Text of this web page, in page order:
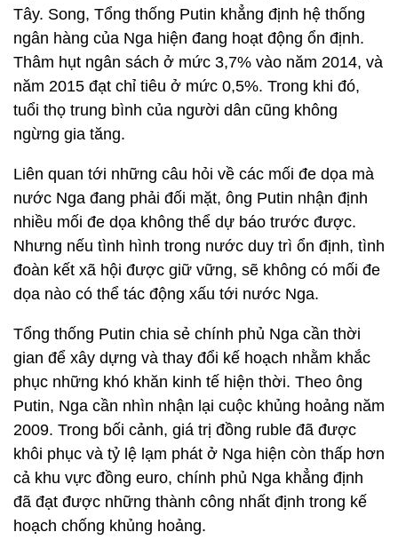
Tây. Song, Tổng thống Putin khẳng định hệ thống
ngân hàng của Nga hiện đang hoạt động ổn định.
Thâm hụt ngân sách ở mức 3,7% vào năm 2014, và
năm 2015 đạt chỉ tiêu ở mức 0,5%. Trong khi đó,
tuổi thọ trung bình của người dân cũng không
ngừng gia tăng.
Liên quan tới những câu hỏi về các mối đe dọa mà
nước Nga đang phải đối mặt, ông Putin nhận định
nhiều mối đe dọa không thể dự báo trước được.
Nhưng nếu tình hình trong nước duy trì ổn định, tình
đoàn kết xã hội được giữ vững, sẽ không có mối đe
dọa nào có thể tác động xấu tới nước Nga.
Tổng thống Putin chia sẻ chính phủ Nga cần thời
gian để xây dựng và thay đổi kế hoạch nhằm khắc
phục những khó khăn kinh tế hiện thời. Theo ông
Putin, Nga cần nhìn nhận lại cuộc khủng hoảng năm
2009. Trong bối cảnh, giá trị đồng ruble đã được
khôi phục và tỷ lệ lạm phát ở Nga hiện còn thấp hơn
cả khu vực đồng euro, chính phủ Nga khẳng định
đã đạt được những thành công nhất định trong kế
hoạch chống khủng hoảng.